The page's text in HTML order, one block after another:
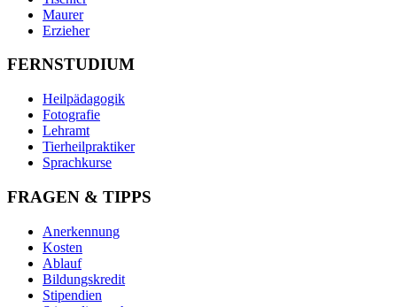
Maurer
Erzieher
FERNSTUDIUM
Heilpädagogik
Fotografie
Lehramt
Tierheilpraktiker
Sprachkurse
FRAGEN & TIPPS
Anerkennung
Kosten
Ablauf
Bildungskredit
Stipendien